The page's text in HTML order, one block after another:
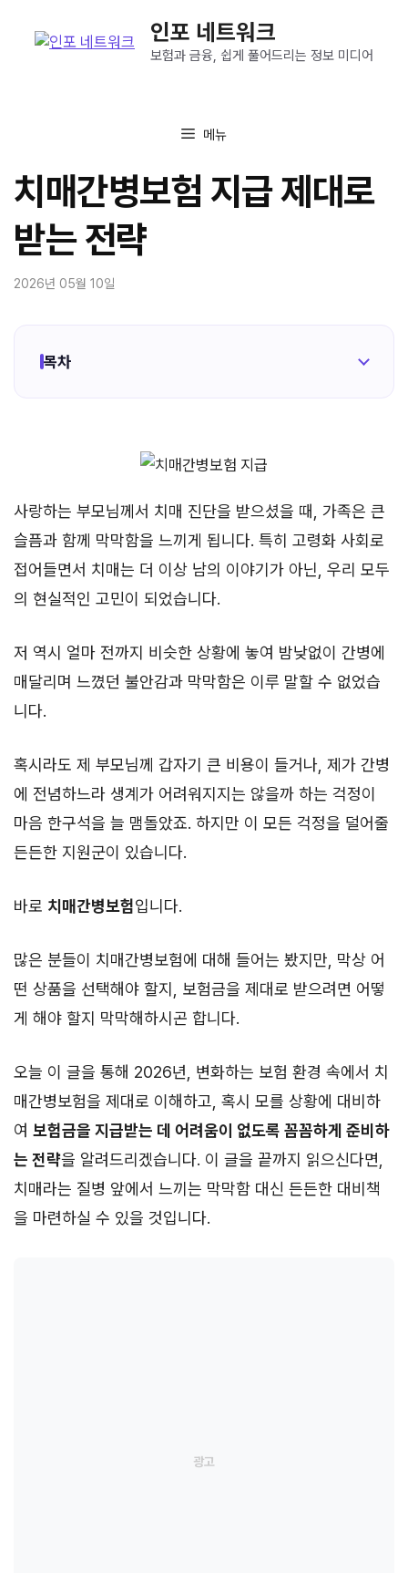
인포 네트워크
보험과 금융, 쉽게 풀어드리는 정보 미디어
메뉴
치매간병보험 지급 제대로
받는 전략
2026년 05월 10일
목차
사랑하는 부모님께서 치매 진단을 받으셨을 때, 가족은 큰
슬픔과 함께 막막함을 느끼게 됩니다. 특히 고령화 사회로
접어들면서 치매는 더 이상 남의 이야기가 아닌, 우리 모두
의 현실적인 고민이 되었습니다.
저 역시 얼마 전까지 비슷한 상황에 놓여 밤낮없이 간병에
매달리며 느꼈던 불안감과 막막함은 이루 말할 수 없었습
니다.
혹시라도 제 부모님께 갑자기 큰 비용이 들거나, 제가 간병
에 전념하느라 생계가 어려워지지는 않을까 하는 걱정이
마음 한구석을 늘 맴돌았죠. 하지만 이 모든 걱정을 덜어줄
든든한 지원군이 있습니다.
바로 치매간병보험입니다.
많은 분들이 치매간병보험에 대해 들어는 봤지만, 막상 어
떤 상품을 선택해야 할지, 보험금을 제대로 받으려면 어떻
게 해야 할지 막막해하시곤 합니다.
오늘 이 글을 통해 2026년, 변화하는 보험 환경 속에서 치
매간병보험을 제대로 이해하고, 혹시 모를 상황에 대비하
여 보험금을 지급받는 데 어려움이 없도록 꼼꼼하게 준비하
는 전략을 알려드리겠습니다. 이 글을 끝까지 읽으신다면,
치매라는 질병 앞에서 느끼는 막막함 대신 든든한 대비책
을 마련하실 수 있을 것입니다.